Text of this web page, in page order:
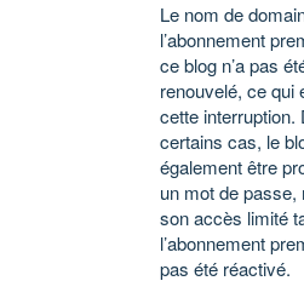
Le nom de
l’abonnement
ce blog n’a pas
renouvelé, ce qui
cette interruption.
certains cas, le
également être
un mot de passe,
son accès limité
l’abonnement
pas été réactivé.